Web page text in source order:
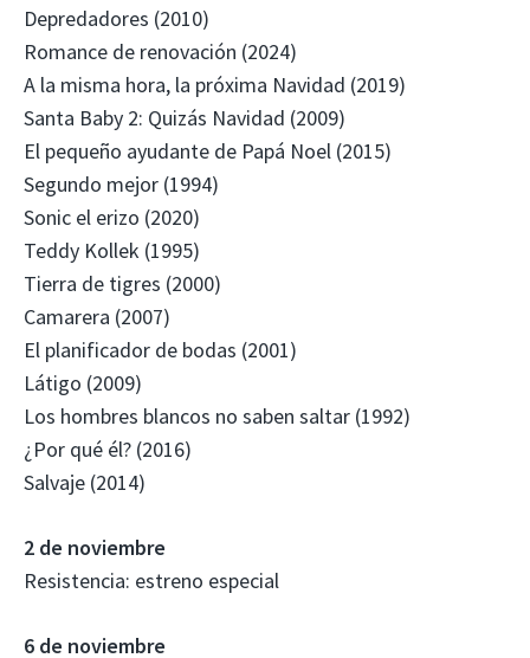
Depredadores (2010)
Romance de renovación (2024)
A la misma hora, la próxima Navidad (2019)
Santa Baby 2: Quizás Navidad (2009)
El pequeño ayudante de Papá Noel (2015)
Segundo mejor (1994)
Sonic el erizo (2020)
Teddy Kollek (1995)
Tierra de tigres (2000)
Camarera (2007)
El planificador de bodas (2001)
Látigo (2009)
Los hombres blancos no saben saltar (1992)
¿Por qué él? (2016)
Salvaje (2014)
2 de noviembre
Resistencia: estreno especial
6 de noviembre